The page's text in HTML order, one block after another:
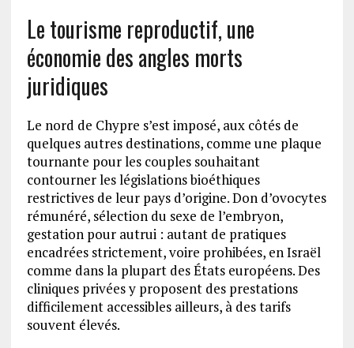
Le tourisme reproductif, une
économie des angles morts
juridiques
Le nord de Chypre s’est imposé, aux côtés de
quelques autres destinations, comme une plaque
tournante pour les couples souhaitant
contourner les législations bioéthiques
restrictives de leur pays d’origine. Don d’ovocytes
rémunéré, sélection du sexe de l’embryon,
gestation pour autrui : autant de pratiques
encadrées strictement, voire prohibées, en Israël
comme dans la plupart des États européens. Des
cliniques privées y proposent des prestations
difficilement accessibles ailleurs, à des tarifs
souvent élevés.